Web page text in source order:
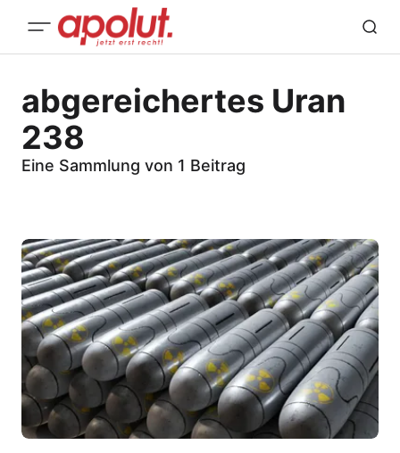
abgereichertes Uran
238
Eine Sammlung von 1 Beitrag